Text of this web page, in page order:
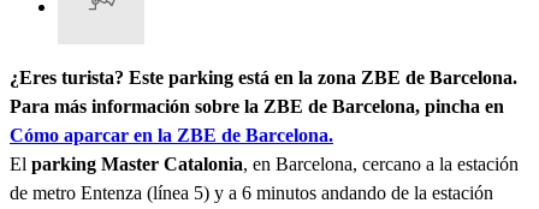
¿Eres turista? Este parking está en la zona ZBE de Barcelona.
Para más información sobre la ZBE de Barcelona, pincha en
Cómo aparcar en la ZBE de Barcelona.
El parking Master Catalonia, en Barcelona, cercano a la estación
de metro Entenza (línea 5) y a 6 minutos andando de la estación